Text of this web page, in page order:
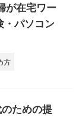
が在宅ワー
・パソコン
方
ための提